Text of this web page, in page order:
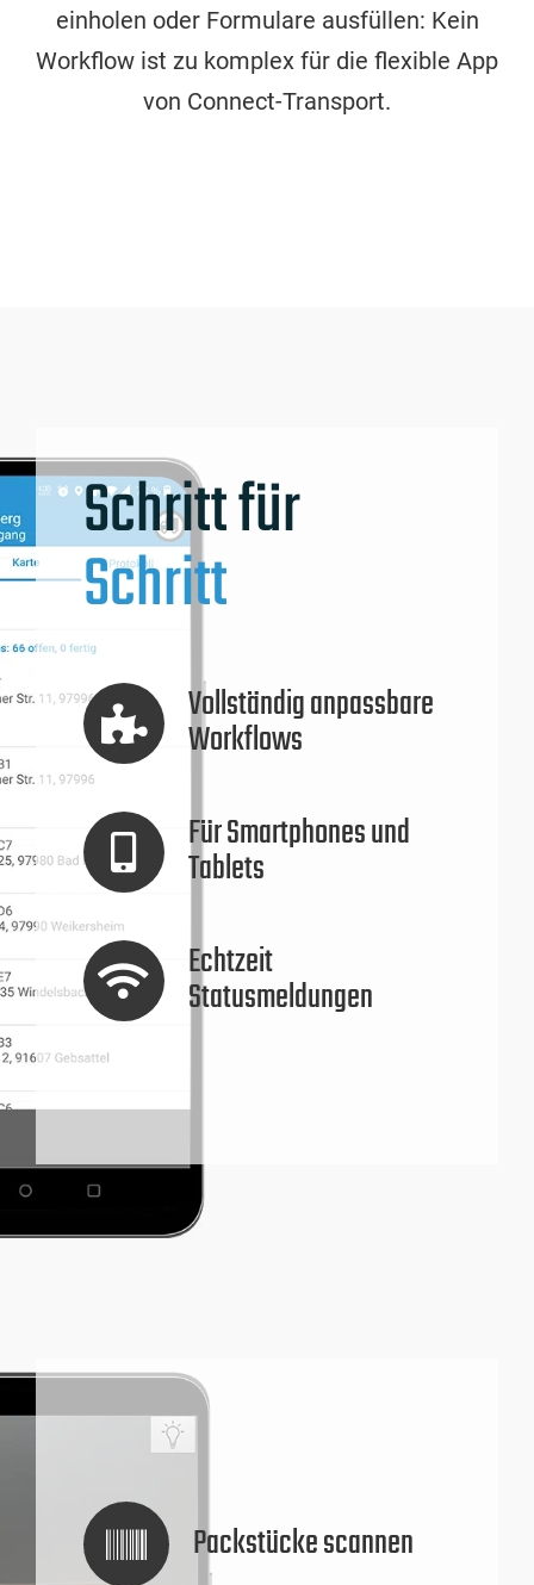
einholen oder Formulare ausfüllen: Kein
Workflow ist zu komplex für die flexible App
von Connect-Transport.
Schritt für
Schritt
Vollständig anpassbare
Workflows
Für Smartphones und
Tablets
Echtzeit
Statusmeldungen
Packstücke scannen